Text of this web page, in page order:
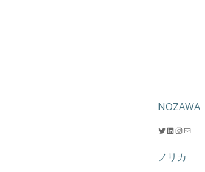
NOZAWA
Twitter LinkedIn Instagramメール
ノリカ